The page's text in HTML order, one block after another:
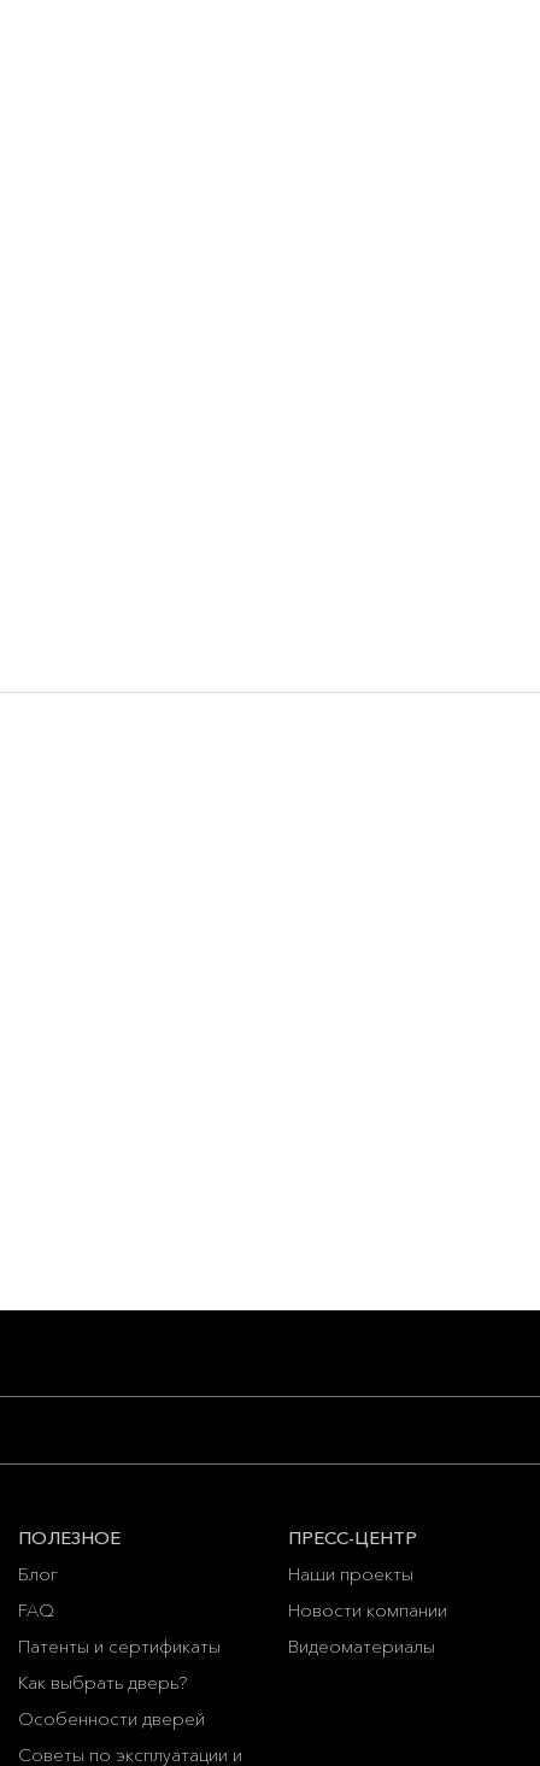
ПОЛЕЗНОЕ
Блог
FAQ
Патенты и сертификаты
Как выбрать дверь?
Особенности дверей
Советы по эксплуатации и
ПРЕСС-ЦЕНТР
Наши проекты
Новости компании
Видеоматериалы